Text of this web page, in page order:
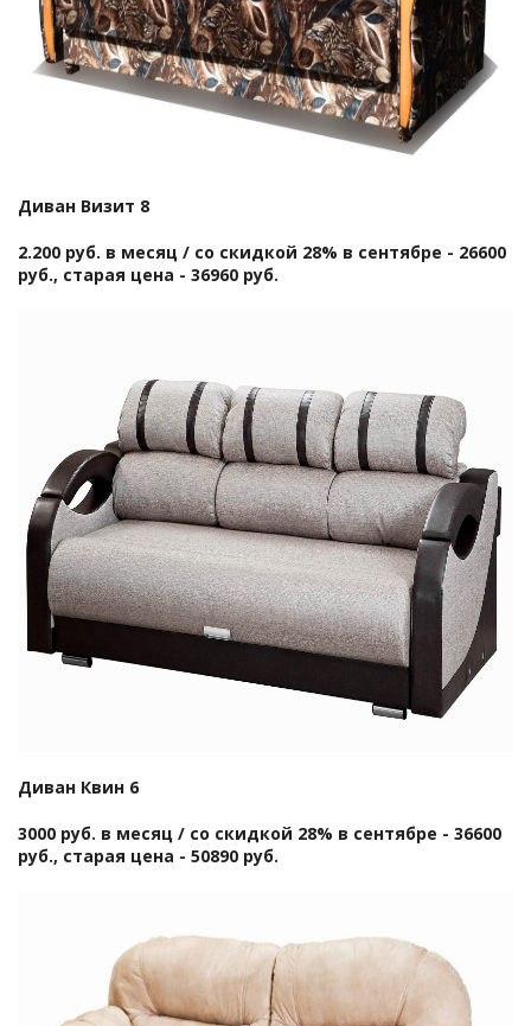
Диван Визит 8
2.200 руб. в месяц / со скидкой 28% в сентябре - 26600
руб., старая цена - 36960 руб.
Диван Квин 6
3000 руб. в месяц / со скидкой 28% в сентябре - 36600
руб., старая цена - 50890 руб.